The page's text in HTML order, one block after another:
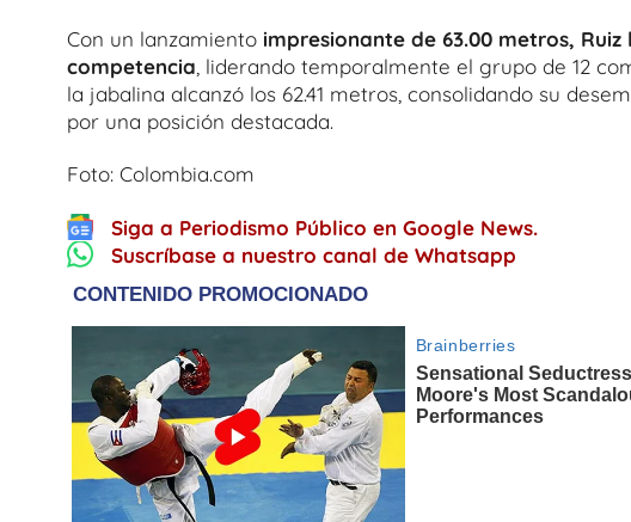
Con un lanzamiento impresionante de 63.00 metros,
competencia , liderando temporalmente el grupo de 12
la jabalina alcanzó los 62.41 metros, consolidando su
por una posición destacada.
Foto: Colombia.com
Siga a Periodismo Público en Google News.
Suscríbase a nuestro canal de Whatsapp